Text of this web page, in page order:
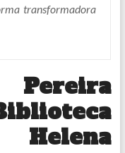
transformadora
Pereira